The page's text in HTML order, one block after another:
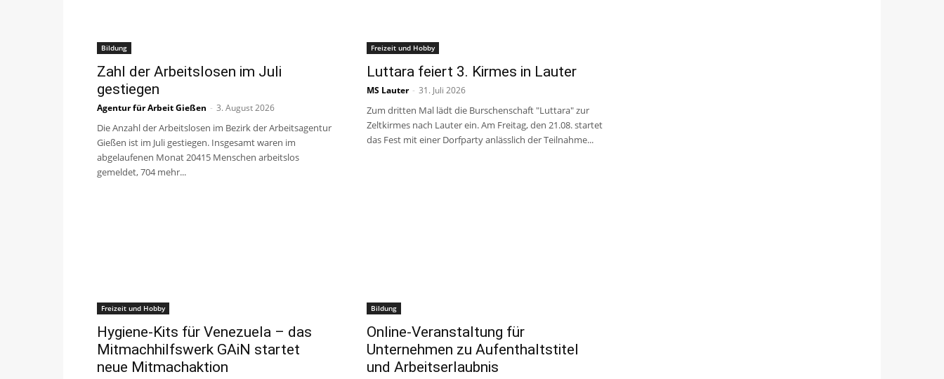
Bildung
Zahl der Arbeitslosen im Juli
gestiegen
Agentur für Arbeit Gießen - 3. August 2026
Die Anzahl der Arbeitslosen im Bezirk der Arbeitsagentur
Gießen ist im Juli gestiegen. Insgesamt waren im
abgelaufenen Monat 20415 Menschen arbeitslos
gemeldet, 704 mehr...
Freizeit und Hobby
Luttara feiert 3. Kirmes in Lauter
MS Lauter - 31. Juli 2026
Zum dritten Mal lädt die Burschenschaft "Luttara" zur
Zeltkirmes nach Lauter ein. Am Freitag, den 21.08. startet
das Fest mit einer Dorfparty anlässlich der Teilnahme...
Freizeit und Hobby
Hygiene-Kits für Venezuela – das
Mitmachhilfswerk GAiN startet
neue Mitmachaktion
Bildung
Online-Veranstaltung für
Unternehmen zu Aufenthaltstitel
und Arbeitserlaubnis